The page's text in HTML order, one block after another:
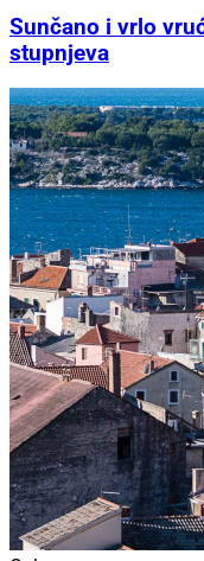
Sunčano i vrlo
stupnjeva